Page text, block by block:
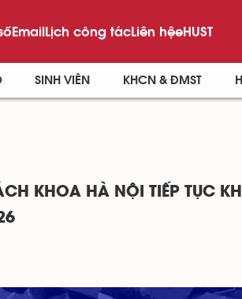
EmailLịch công tácLiên hệeHUST
SINH VIÊN KHCN & ĐMST
KHOA HÀ NỘI TIẾP TỤC